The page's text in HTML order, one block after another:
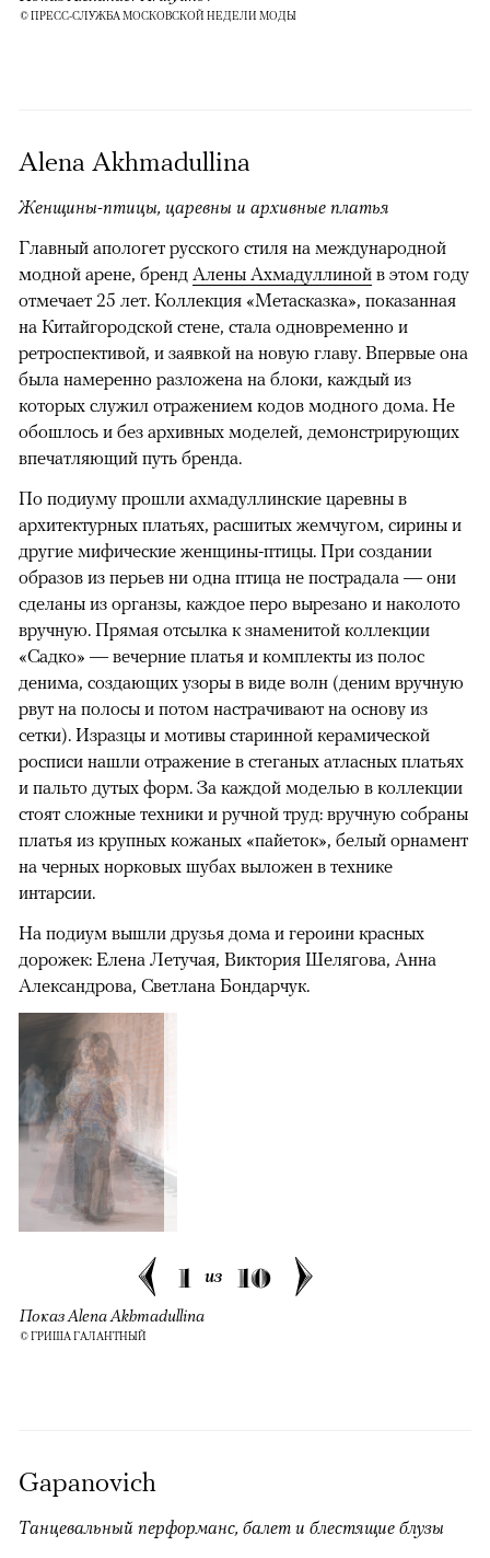
© ПРЕСС-СЛУЖБА МОСКОВСКОЙ НЕДЕЛИ МОДЫ
Alena Akhmadullina
Женщины-птицы, царевны и архивные платья
Главный апологет русского стиля на международной
модной арене, бренд Алены Ахмадуллиной в этом году
отмечает 25 лет. Коллекция «Метасказка», показанная
на Китайгородской стене, стала одновременно и
ретроспективой, и заявкой на новую главу. Впервые она
была намеренно разложена на блоки, каждый из
которых служил отражением кодов модного дома. Не
обошлось и без архивных моделей, демонстрирующих
впечатляющий путь бренда.
По подиуму прошли ахмадуллинские царевны в
архитектурных платьях, расшитых жемчугом, сирины и
другие мифические женщины-птицы. При создании
образов из перьев ни одна птица не пострадала — они
сделаны из органзы, каждое перо вырезано и наколото
вручную. Прямая отсылка к знаменитой коллекции
«Садко» — вечерние платья и комплекты из полос
денима, создающих узоры в виде волн (деним вручную
рвут на полосы и потом настрачивают на основу из
сетки). Изразцы и мотивы старинной керамической
росписи нашли отражение в стеганых атласных платьях
и пальто дутых форм. За каждой моделью в коллекции
стоят сложные техники и ручной труд: вручную собраны
платья из крупных кожаных «пайеток», белый орнамент
на черных норковых шубах выложен в технике
интарсии.
На подиум вышли друзья дома и героини красных
дорожек: Елена Летучая, Виктория Шелягова, Анна
Александрова, Светлана Бондарчук.
1 из 10
Показ Alena Akhmadullina
© ГРИША ГАЛАНТНЫЙ
Gapanovich
Танцевальный перформанс, балет и блестящие блузы